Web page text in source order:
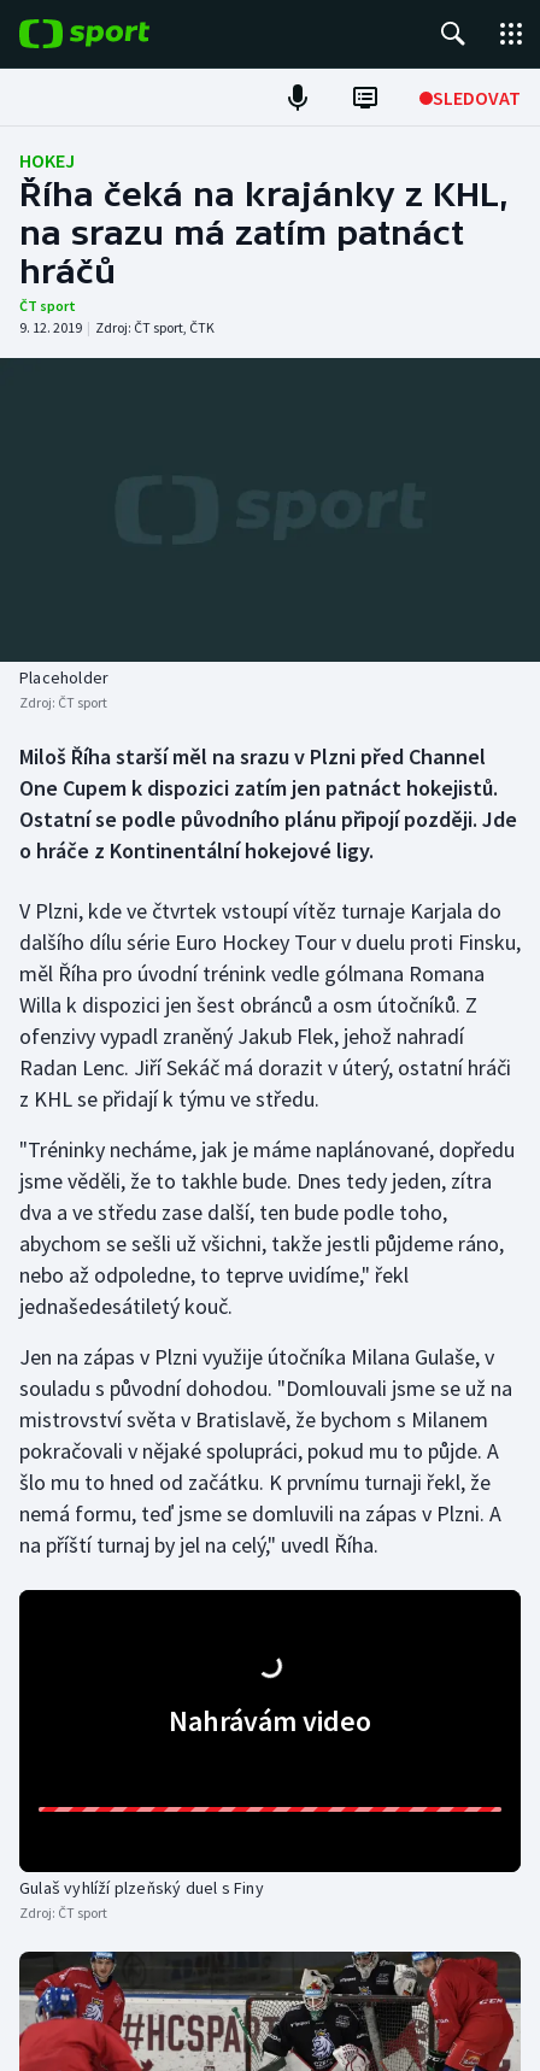
SLEDOVAT
Fotbal
Hokej
Tenis
Atletika
Biatlon
Box
Curling
Dostihy
Florbal
Futsal
Golf
Gymnastika
Házená
Jezdectví
Judo
Krasobruslení
Lezení
Lyže a snowboard
Moderní pětiboj
Ragby
Rychlobruslení
Rychlostní kanoistika
Short track
Aplikace ČT sport
HOKEJ
Říha čeká na krajánky z KHL,
na srazu má zatím patnáct
hráčů
ČT sport
9. 12. 2019 | Zdroj: ČT sport, ČTK
Placeholder
Zdroj: ČT sport
Miloš Říha starší měl na srazu v Plzni před Channel
One Cupem k dispozici zatím jen patnáct hokejistů.
Ostatní se podle původního plánu připojí později. Jde
o hráče z Kontinentální hokejové ligy.
V Plzni, kde ve čtvrtek vstoupí vítěz turnaje Karjala do
dalšího dílu série Euro Hockey Tour v duelu proti Finsku,
měl Říha pro úvodní trénink vedle gólmana Romana
Willa k dispozici jen šest obránců a osm útočníků. Z
ofenzivy vypadl zraněný Jakub Flek, jehož nahradí
Radan Lenc. Jiří Sekáč má dorazit v úterý, ostatní hráči
z KHL se přidají k týmu ve středu.
"Tréninky necháme, jak je máme naplánované, dopředu
jsme věděli, že to takhle bude. Dnes tedy jeden, zítra
dva a ve středu zase další, ten bude podle toho,
abychom se sešli už všichni, takže jestli půjdeme ráno,
nebo až odpoledne, to teprve uvidíme," řekl
jednašedesátiletý kouč.
Jen na zápas v Plzni využije útočníka Milana Gulaše, v
souladu s původní dohodou. "Domlouvali jsme se už na
mistrovství světa v Bratislavě, že bychom s Milanem
pokračovali v nějaké spolupráci, pokud mu to půjde. A
šlo mu to hned od začátku. K prvnímu turnaji řekl, že
nemá formu, teď jsme se domluvili na zápas v Plzni. A
na příští turnaj by jel na celý," uvedl Říha.
Nahrávám video
Gulaš vyhlíží plzeňský duel s Finy
Zdroj: ČT sport